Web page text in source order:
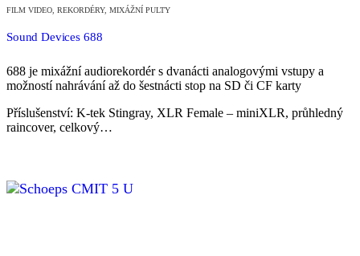
FILM VIDEO, REKORDÉRY, MIXÁŽNÍ PULTY
Sound Devices 688
688 je mixážní audiorekordér s dvanácti analogovými vstupy a
možností nahrávání až do šestnácti stop na SD či CF karty
Příslušenství: K-tek Stingray, XLR Female – miniXLR, průhledný
raincover, celkový…